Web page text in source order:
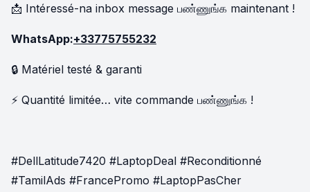
📩 Intéressé-na inbox message பண்ணுங்க maintenant !
WhatsApp:+33775755232
🔒 Matériel testé & garanti
⚡ Quantité limitée… vite commande பண்ணுங்க !
#DellLatitude7420 #LaptopDeal #Reconditionné
#TamilAds #FrancePromo #LaptopPasCher